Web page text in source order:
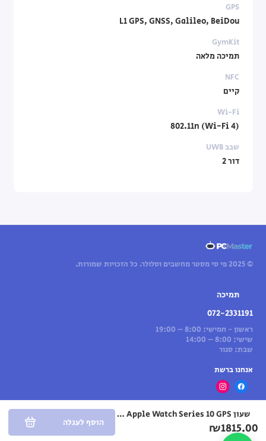
שעון Apple Watch Series 10 GPS בגודל 46 מ"מ בצבע Jet Black Aluminium עם רצועת Ink Sport Loop — מידה אחת (2024)
₪1815.00 הוסף לעגלה
GPS
L1 GPS, GNSS, Galileo, BeiDou
GymKit
תמיכה מלאה
NFC
קיים
Wi-Fi
802.11n (Wi-Fi 4)
שבב UWB
דור 2
© 2025 פי סי מסטר מחשבים וסלולר. כל הזכויות שמורות.
תמיכה
072-2331191
ראשון - חמישי: 8:00 – 19:00
שישי: 8:00 – 14:00
שבת: סגור
אנחנו ברשת